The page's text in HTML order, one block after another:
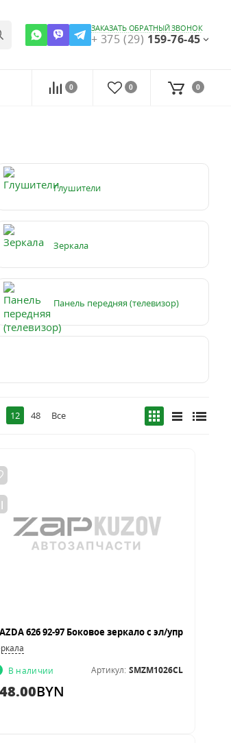
ЗАКАЗАТЬ ОБРАТНЫЙ ЗВОНОК
+ 375 (29) 159-76-45
0 0 0
Глушители
Зеркала
Панель передняя (телевизор)
12 48 Все
В наличии
Артикул: SMZM1026CL
BYN